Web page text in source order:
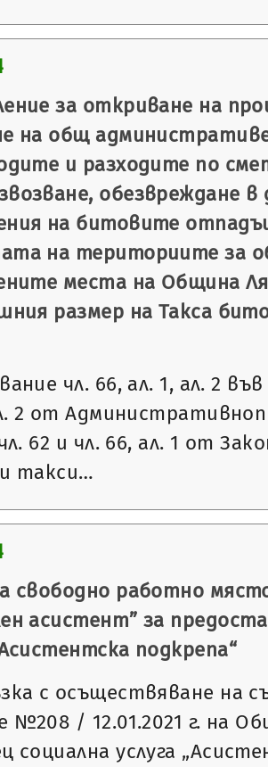
за откриване на
на общ
и разходите по
обезвреждане в
на битовите
на териториите за
места на Община
размер на Такса
чл. 66, ал. 1, ал. 2
2 от
62 и чл. 66, ал. 1 от
такси…
свободно работно
асистент” за
подкрепа“
с осъществяване на
№208 / 12.01.2021 г. на
социална услуга